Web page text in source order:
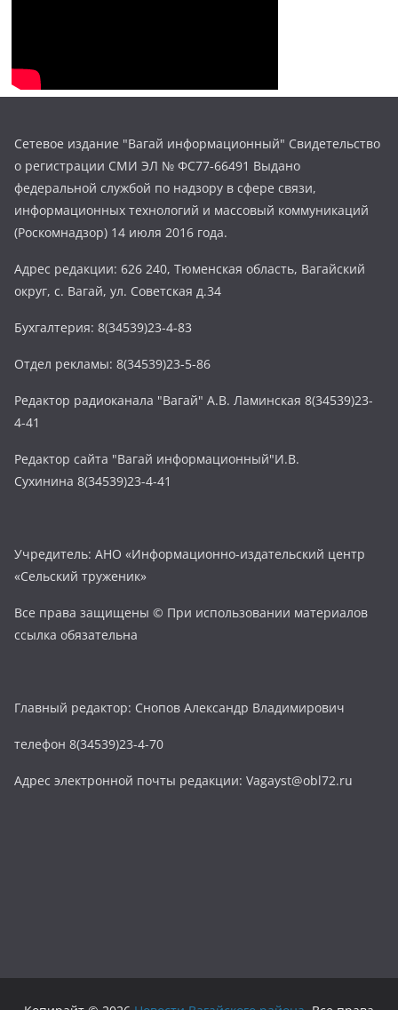
Сетевое издание "Вагай информационный" Свидетельство
о регистрации СМИ ЭЛ № ФС77-66491 Выдано
федеральной службой по надзору в сфере связи,
информационных технологий и массовый коммуникаций
(Роскомнадзор) 14 июля 2016 года.
Адрес редакции: 626 240, Тюменская область, Вагайский
округ, с. Вагай, ул. Советская д.34
Бухгалтерия: 8(34539)23-4-83
Отдел рекламы: 8(34539)23-5-86
Редактор радиоканала "Вагай" А.В. Ламинская 8(34539)23-
4-41
Редактор сайта "Вагай информационный"И.В.
Сухинина 8(34539)23-4-41
Учредитель: АНО «Информационно-издательский центр
«Сельский труженик»
Все права защищены © При использовании материалов
ссылка обязательна
Главный редактор: Снопов Александр Владимирович
телефон 8(34539)23-4-70
Адрес электронной почты редакции: Vagayst@obl72.ru